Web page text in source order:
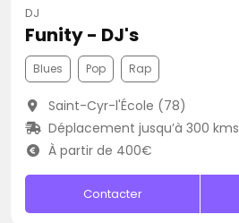
DJ
Funity - DJ's
Blues Pop Rap
Saint-Cyr-l'École (78)
Déplacement jusqu’à 300 kms
À partir de 400€
Contacter